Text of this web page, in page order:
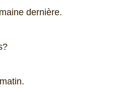
dernière.